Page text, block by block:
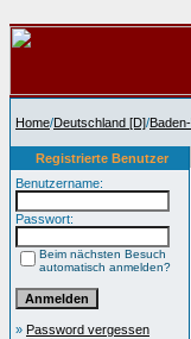
Home/Deutschland [D]/
Registrierte Benutzer
Benutzername:
Passwort:
Beim nächsten Besuch
automatisch anmelden?
» Password vergessen